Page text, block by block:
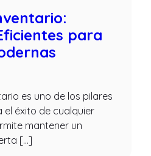
para
es uno de los pilares
éxito de cualquier
mantener un
[…]